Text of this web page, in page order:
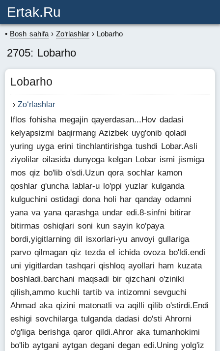
Ertak.ru
Bosh sahifa Zo‘rlashlar Lobarho
2705: Lobarho
Lobarho
Zo‘rlashlar
Iflos fohisha megajin qayerdasan...Hov dadasi
kelyapsizmi baqirmang Azizbek uyg'onib qoladi
yuring uyga erini tinchlantirishga tushdi Lobar.Asli
ziyolilar oilasida dunyoga kelgan Lobar ismi jismiga
mos qiz bo'lib o'sdi.Uzun qora sochlar kamon
qoshlar g'uncha lablar-u lo'ppi yuzlar kulganda
kulguchini ostidagi dona holi har qanday odamni
yana va yana qarashga undar edi.8-sinfni bitirar
bitirmas oshiqlari soni kun sayin ko'paya
bordi,yigitlarning dil isxorlari-yu anvoyi gullariga
parvo qilmagan qiz tezda el ichida ovoza bo'ldi.endi
uni yigitlardan tashqari qishloq ayollari ham kuzata
boshladi.barchani maqsadi bir qizchani o'ziniki
qilish,ammo kuchli tartib va intizomni sevguchi
Ahmad aka qizini matonatli va aqilli qilib o'stirdi.Endi
eshigi sovchilarga tulganda dadasi do'sti Ahrorni
o'g'liga berishga qaror qildi.Ahror aka tumanhokimi
bo'lib aytgani aytgan degani degan edi.Uning yolg'iz